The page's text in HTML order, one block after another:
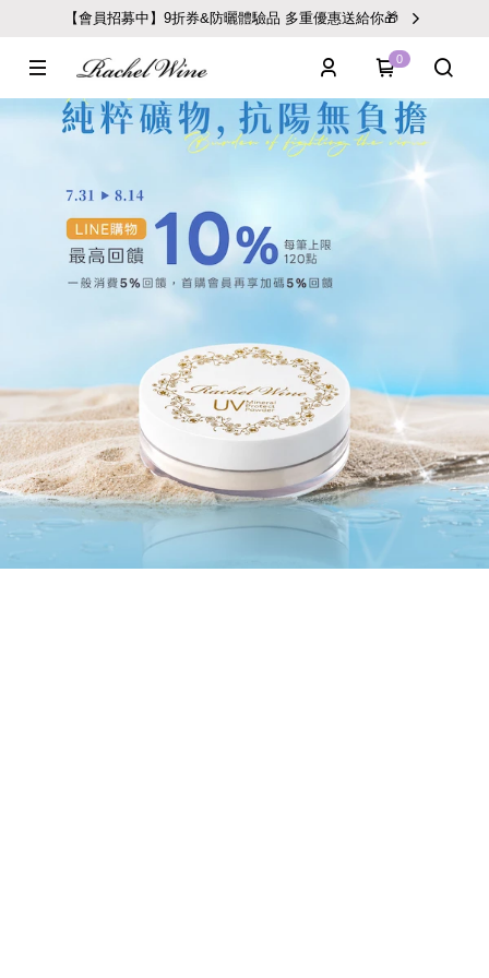
【會員招募中】9折券&防曬體驗品 多重優惠送給你🎁
0